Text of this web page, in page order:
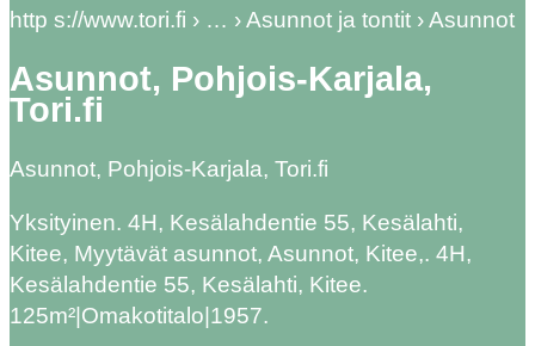
http s://www.tori.fi › … › Asunnot ja tontit › Asunnot
Asunnot, Pohjois-Karjala,
Tori.fi
Asunnot, Pohjois-Karjala, Tori.fi
Yksityinen. 4H, Kesälahdentie 55, Kesälahti,
Kitee, Myytävät asunnot, Asunnot, Kitee,. 4H,
Kesälahdentie 55, Kesälahti, Kitee.
125m²|Omakotitalo|1957.